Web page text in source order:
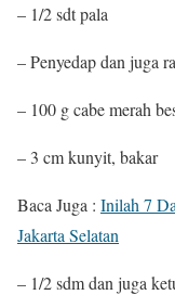
– 1/2 sdt pala
– Penyedap dan juga
– 100 g cabe merah
– 3 cm kunyit, bakar
Baca Juga : Inilah 7
Jakarta Selatan
– 1/2 sdm dan juga